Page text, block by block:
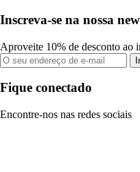
Inscreva-se na nossa
Aproveite 10% de desconto ao
Fique conectado
Encontre-nos nas redes sociais